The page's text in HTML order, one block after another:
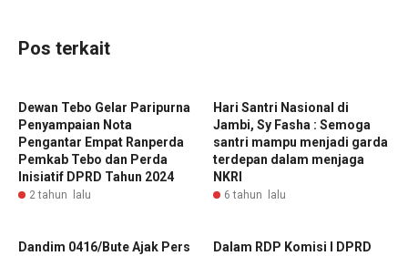
Pos terkait
Dewan Tebo Gelar Paripurna
Penyampaian Nota
Pengantar Empat Ranperda
Pemkab Tebo dan Perda
Inisiatif DPRD Tahun 2024
2 tahun lalu
Hari Santri Nasional di
Jambi, Sy Fasha : Semoga
santri mampu menjadi garda
terdepan dalam menjaga
NKRI
6 tahun lalu
Dandim 0416/Bute Ajak Pers
Dalam RDP Komisi I DPRD